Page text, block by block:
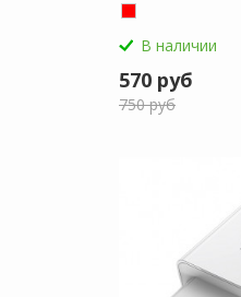
В наличии
570 руб
750 руб